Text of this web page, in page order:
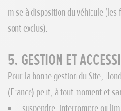
mise à disposition du véhicule
sont exclus).
5. GESTION ET
Pour la bonne gestion du Site,
(France) peut, à tout moment et